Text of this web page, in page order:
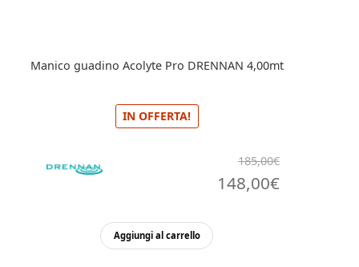
Manico guadino Acolyte Pro DRENNAN 4,00mt
IN OFFERTA!
185,00€
originale
148,00€Il
Aggiungi al carrello